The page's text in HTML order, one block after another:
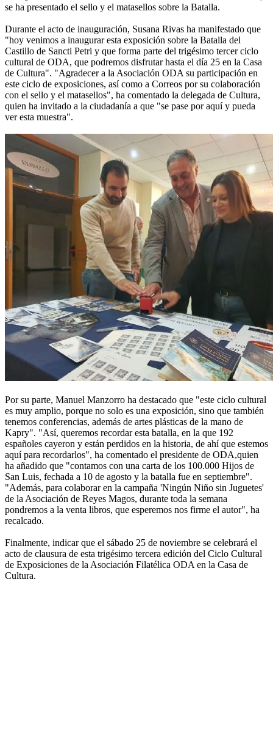
se ha presentado el sello y el matasellos sobre la Batalla.
Durante el acto de inauguración, Susana Rivas ha manifestado que
"hoy venimos a inaugurar esta exposición sobre la Batalla del
Castillo de Sancti Petri y que forma parte del trigésimo tercer ciclo
cultural de ODA, que podremos disfrutar hasta el día 25 en la Casa
de Cultura". "Agradecer a la Asociación ODA su participación en
este ciclo de exposiciones, así como a Correos por su colaboración
con el sello y el matasellos", ha comentado la delegada de Cultura,
quien ha invitado a la ciudadanía a que "se pase por aquí y pueda
ver esta muestra".
Por su parte, Manuel Manzorro ha destacado que "este ciclo cultural
es muy amplio, porque no solo es una exposición, sino que también
tenemos conferencias, además de artes plásticas de la mano de
Kapry". "Así, queremos recordar esta batalla, en la que 192
españoles cayeron y están perdidos en la historia, de ahí que estemos
aquí para recordarlos", ha comentado el presidente de ODA,quien
ha añadido que "contamos con una carta de los 100.000 Hijos de
San Luis, fechada a 10 de agosto y la batalla fue en septiembre".
"Además, para colaborar en la campaña 'Ningún Niño sin Juguetes'
de la Asociación de Reyes Magos, durante toda la semana
pondremos a la venta libros, que esperemos nos firme el autor", ha
recalcado.
Finalmente, indicar que el sábado 25 de noviembre se celebrará el
acto de clausura de esta trigésimo tercera edición del Ciclo Cultural
de Exposiciones de la Asociación Filatélica ODA en la Casa de
Cultura.